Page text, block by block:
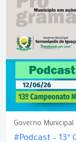
Governo Municipal
#Podcast –